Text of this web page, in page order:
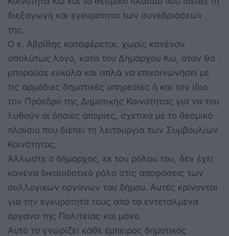
διεξαγωγή και εγκυρότητα των συνεδριάσεων
της.
Ο κ. Αβρίθης καταφέρεται, χωρίς κανέναν
απολύτως λόγο, κατά του Δημάρχου Κω, όταν θα
μπορούσε εύκολα και απλά να επικοινωνήσει με
τις αρμόδιες δημοτικές υπηρεσίες ή και τον ίδιο
τον Πρόεδρο της Δημοτικής Κοινότητας για να του
λυθούν οι όποιες απορίες, σχετικά με το θεσμικό
πλαίσιο που διέπει τη λειτουργία των Συμβουλίων
Κοινότητας.
Άλλωστε ο δήμαρχος, εκ του ρόλου του, δεν έχει
κανένα δικαιοδοτικό ρόλο στις αποφάσεις των
συλλογικών οργάνων του δήμου. Αυτές κρίνονται
για την εγκυρότητά τους από τα εντεταλμένα
όργανα της Πολιτείας και μόνο.
Αυτό το γνωρίζει κάθε έμπειρος δημοτικός